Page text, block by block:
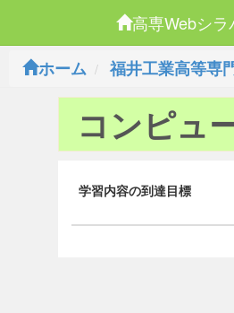
高専Webシラ
ホーム
福井工業高等専
コンピュ
学習内容の到達目標